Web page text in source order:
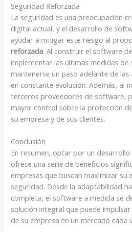
Seguridad Reforzada
La seguridad es una preocupación
digital actual, y el desarrollo de
ayudar a mitigar este riesgo al
reforzada. Al construir el software
implementar las últimas medidas de
mantenerse un paso adelante de las
en constante evolución. Además, al
terceros proveedores de software,
mayor control sobre la protección
su empresa y de sus clientes.
Conclusión
En resumen, optar por un
ofrece una serie de beneficios
empresas que buscan maximizar su
seguridad. Desde la adaptabilidad
completa, el software a medida se
solución integral que puede
de su empresa en un mercado cada